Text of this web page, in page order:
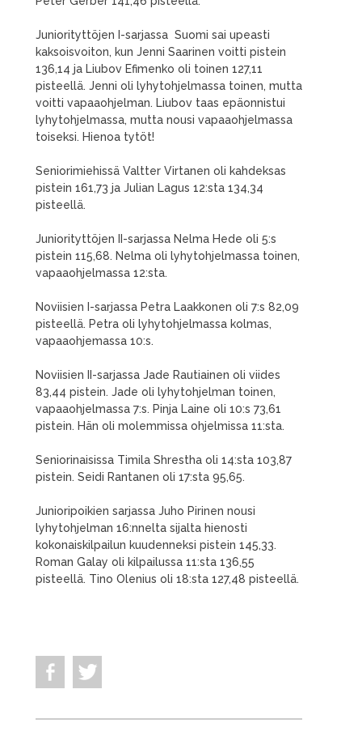
Juniorityttöjen I-sarjassa Suomi sai upeasti
kaksoisvoiton, kun Jenni Saarinen voitti pistein
136,14 ja Liubov Efimenko oli toinen 127,11
pisteellä. Jenni oli lyhytohjelmassa toinen, mutta
voitti vapaaohjelman. Liubov taas epäonnistui
lyhytohjelmassa, mutta nousi vapaaohjelmassa
toiseksi. Hienoa tytöt!
Seniorimiehissä Valtter Virtanen oli kahdeksas
pistein 161,73 ja Julian Lagus 12:sta 134,34
pisteellä.
Juniorityttöjen II-sarjassa Nelma Hede oli 5:s
pistein 115,68. Nelma oli lyhytohjelmassa toinen,
vapaaohjelmassa 12:sta.
Noviisien I-sarjassa Petra Laakkonen oli 7:s 82,09
pisteellä. Petra oli lyhytohjelmassa kolmas,
vapaaohjemassa 10:s.
Noviisien II-sarjassa Jade Rautiainen oli viides
83,44 pistein. Jade oli lyhytohjelman toinen,
vapaaohjelmassa 7:s. Pinja Laine oli 10:s 73,61
pistein. Hän oli molemmissa ohjelmissa 11:sta.
Seniorinaisissa Timila Shrestha oli 14:sta 103,87
pistein. Seidi Rantanen oli 17:sta 95,65.
Junioripoikien sarjassa Juho Pirinen nousi
lyhytohjelman 16:nnelta sijalta hienosti
kokonaiskilpailun kuudenneksi pistein 145,33.
Roman Galay oli kilpailussa 11:sta 136,55
pisteellä. Tino Olenius oli 18:sta 127,48 pisteellä.